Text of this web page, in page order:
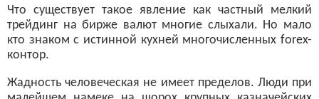
Что существует такое явление как частный мелкий
трейдинг на бирже валют многие слыхали. Но мало
кто знаком с истинной кухней многочисленных forex-
контор.
Жадность человеческая не имеет пределов. Люди при